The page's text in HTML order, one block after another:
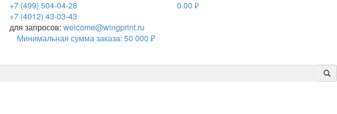
+7 (499) 504-04-28
+7 (4012) 43-03-43
для запросов: welcome@wingprint.ru
Минимальная сумма заказа: 50 000 ₽
0.00 руб.